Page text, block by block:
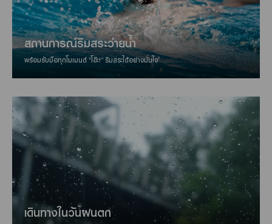
สถานการณ์ริมสระว่ายน้ำ
พร้อมรับมือทุกโมเมนต์ “โอ๊ะ!” ริมสระได้อย่างมั่นใจ8
เดินทางในวันฝนตก